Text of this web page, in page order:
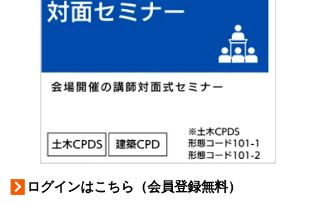
ログインはこちら（会員登録無料）